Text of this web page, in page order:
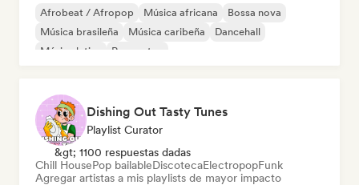
Afrobeat / Afropop Música africana
Bossa nova
Música brasileña
Música caribeña
Dancehall
Música latina
Reggaeton
Dishing Out Tasty Tunes
Playlist Curator
&gt; 1100 respuestas dadas
Chill HousePop bailableDiscotecaElectropopFunk
Agregar artistas a mis playlists de mayor impacto